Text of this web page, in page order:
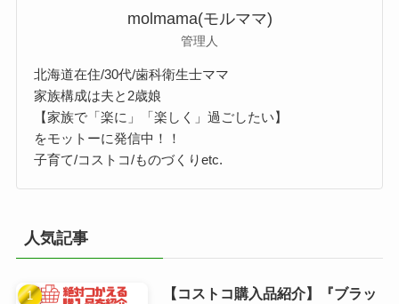
molmama(モルママ)
管理人
北海道在住/30代/歯科衛生士ママ
家族構成は夫と2歳娘
【家族で「楽に」「楽しく」過ごしたい】
をモットーに発信中！！
子育て/コストコ/ものづくりetc.
人気記事
【コストコ購入品紹介】『ブラッ